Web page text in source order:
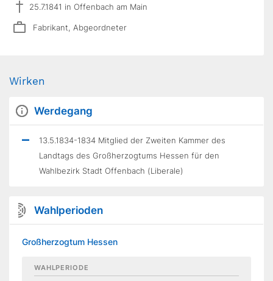
25.7.1841 in Offenbach am Main
Fabrikant, Abgeordneter
Wirken
Werdegang
13.5.1834-1834 Mitglied der Zweiten Kammer des
Landtags des Großherzogtums Hessen für den
Wahlbezirk Stadt Offenbach (Liberale)
Wahlperioden
Großherzogtum Hessen
WAHLPERIODE